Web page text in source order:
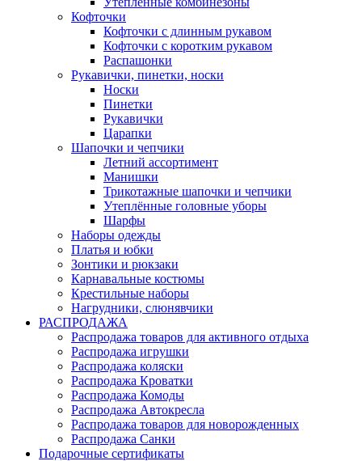
Кофточки
Кофточки с длинным рукавом
Кофточки с коротким рукавом
Распашонки
Рукавички, пинетки, носки
Носки
Пинетки
Рукавички
Царапки
Шапочки и чепчики
Летний ассортимент
Манишки
Трикотажные шапочки и чепчики
Утеплённые головные уборы
Шарфы
Наборы одежды
Платья и юбки
Зонтики и рюкзаки
Карнавальные костюмы
Крестильные наборы
Нагрудники, слюнявчики
РАСПРОДАЖА
Распродажа товаров для активного отдыха
Распродажа игрушки
Распродажа коляски
Распродажа Кроватки
Распродажа Комоды
Распродажа Автокресла
Распродажа товаров для новорожденных
Распродажа Санки
Подарочные сертификаты